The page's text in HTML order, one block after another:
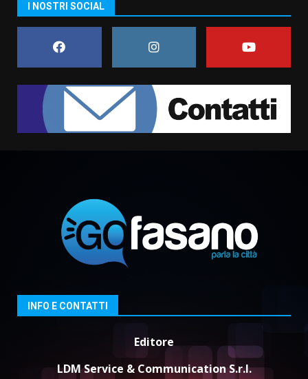
Pesce Spada: appuntamento a
sabato 8 agosto
5 Agosto 2026 06:10
1
cittadina di Fratelli d’Italia,
pronta a tornare in Consiglio
comunale
condivisa della Villetta di
Laureto
6 Agosto 2026 06:20
3
La magia del Minareto e la prima
Serie D, l’Us Fasano è escluso
dal campionato
I NOSTRI SOCIAL
INFO E CONTATTI
Editore
LDM Service & Communication S.r.l.